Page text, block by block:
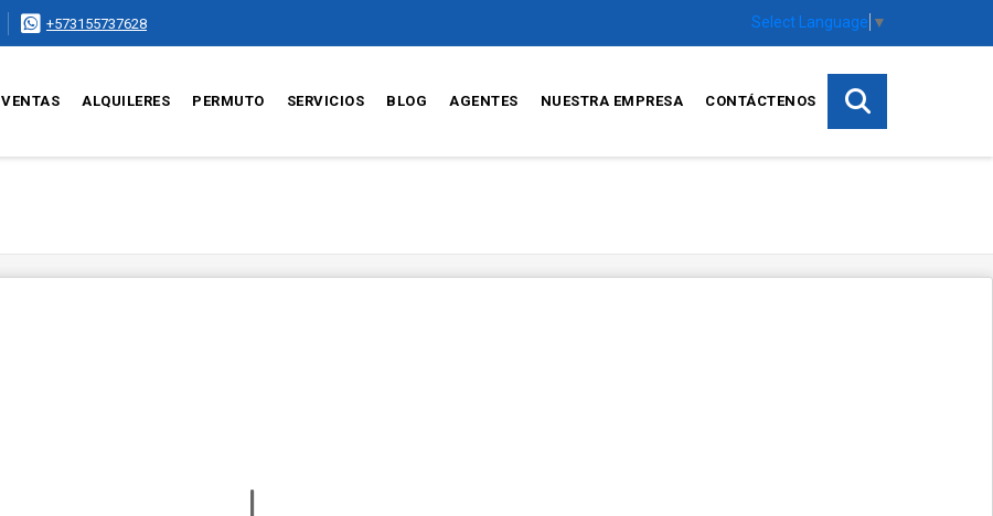
+573155737628 Select Language ▼
VENTAS ALQUILERES PERMUTO SERVICIOS BLOG AGENTES NUESTRA EMPRESA CONTÁCTENOS